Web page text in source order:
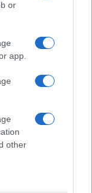
or
app.
other
trasporti e